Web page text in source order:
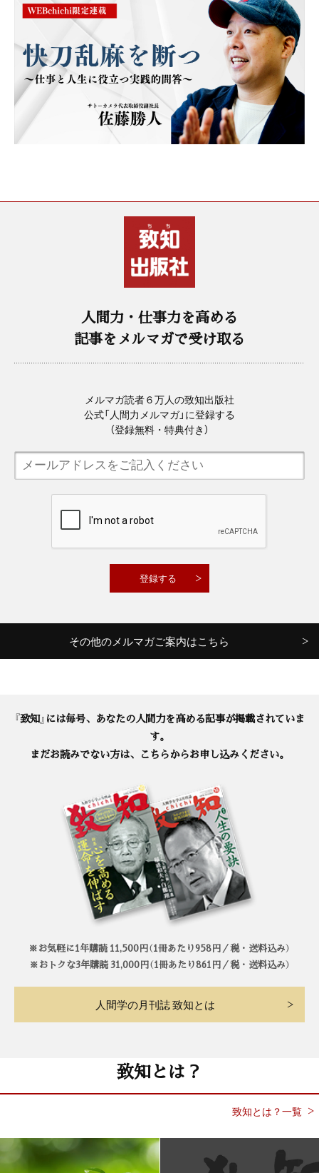
人間力・仕事力を高める
記事をメルマガで受け取る
メルマガ読者６万人の致知出版社
公式「人間力メルマガ」に登録する
（登録無料・特典付き）
その他のメルマガご案内はこちら
『致知』には毎号、あなたの人間力を高める記事が掲載されていま
す。
まだお読みでない方は、こちらからお申し込みください。
※お気軽に1年購読 11,500円（1冊あたり958円／税・送料込み）
※おトクな3年購読 31,000円（1冊あたり861円／税・送料込み）
人間学の月刊誌 致知とは
致知とは？
致知とは？一覧